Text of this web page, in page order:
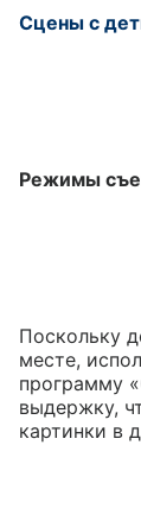
Сцены с
Режимы
Поскольку
месте,
программу
выдержку,
картинки в